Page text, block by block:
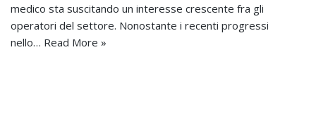
medico sta suscitando un interesse crescente fra gli
operatori del settore. Nonostante i recenti progressi
nello… Read More »